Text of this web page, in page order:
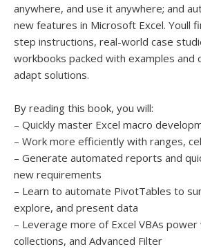
anywhere, and use it anywhere; and
new features in Microsoft Excel. Youll
step instructions, real-world case
workbooks packed with examples and
adapt solutions.
By reading this book, you will:
– Quickly master Excel macro
– Work more efficiently with ranges,
– Generate automated reports and
new requirements
– Learn to automate PivotTables to
explore, and present data
– Leverage more of Excel VBAs power
collections, and Advanced Filter